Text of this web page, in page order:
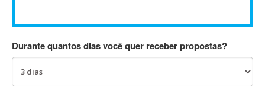
AC3
AccountMate
ACDSee
ACID Pro
Durante quantos dias você quer receber propostas?